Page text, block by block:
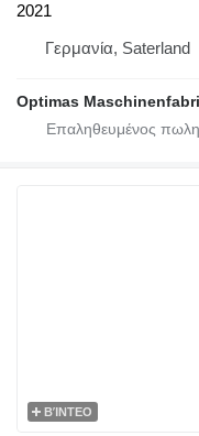
2021
Γερμανία, Saterland
Optimas
ΒΊΝΤΕΟ